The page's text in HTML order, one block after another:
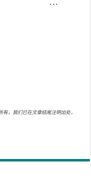
，我们已在文章结尾注明出处，